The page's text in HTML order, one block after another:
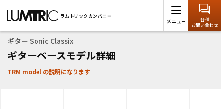
ラムトリックカンパニー
メニュー
各種
お問い合わせ
ラムトリックカンパニー >TRM model
ギター Sonic Classix
ギターベースモデル詳細
TRM model の説明になります